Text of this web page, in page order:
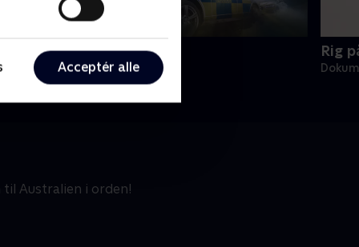
Acceptér alle
Motorvejspatruljen
• 7 sæsoner
Rig
Australien i orden!